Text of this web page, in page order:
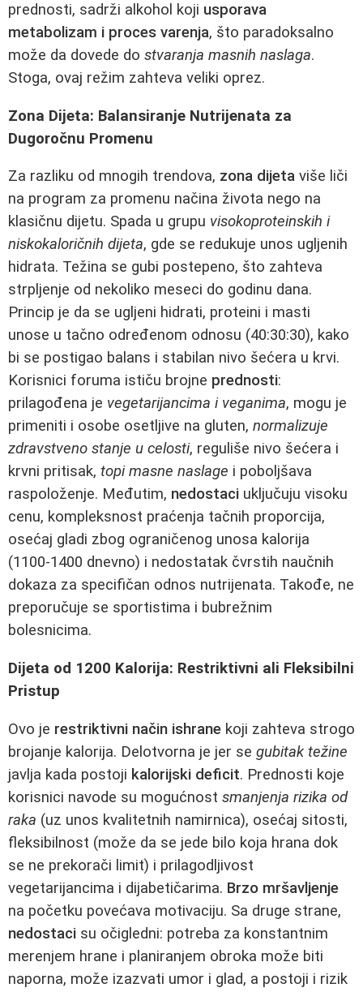
prednosti, sadrži alkohol koji usporava
metabolizam i proces varenja, što paradoksalno
može da dovede do stvaranja masnih naslaga.
Stoga, ovaj režim zahteva veliki oprez.
Zona Dijeta: Balansiranje Nutrijenata za
Dugoročnu Promenu
Za razliku od mnogih trendova, zona dijeta više liči
na program za promenu načina života nego na
klasičnu dijetu. Spada u grupu visokoproteinskih i
niskokaloričnih dijeta, gde se redukuje unos ugljenih
hidrata. Težina se gubi postepeno, što zahteva
strpljenje od nekoliko meseci do godinu dana.
Princip je da se ugljeni hidrati, proteini i masti
unose u tačno određenom odnosu (40:30:30), kako
bi se postigao balans i stabilan nivo šećera u krvi.
Korisnici foruma ističu brojne prednosti:
prilagođena je vegetarijancima i veganima, mogu je
primeniti i osobe osetljive na gluten, normalizuje
zdravstveno stanje u celosti, reguliše nivo šećera i
krvni pritisak, topi masne naslage i poboljšava
raspoloženje. Međutim, nedostaci uključuju visoku
cenu, kompleksnost praćenja tačnih proporcija,
osećaj gladi zbog ograničenog unosa kalorija
(1100-1400 dnevno) i nedostatak čvrstih naučnih
dokaza za specifičan odnos nutrijenata. Takođe, ne
preporučuje se sportistima i bubrežnim
bolesnicima.
Dijeta od 1200 Kalorija: Restriktivni ali Fleksibilni
Pristup
Ovo je restriktivni način ishrane koji zahteva strogo
brojanje kalorija. Delotvorna je jer se gubitak težine
javlja kada postoji kalorijski deficit. Prednosti koje
korisnici navode su mogućnost smanjenja rizika od
raka (uz unos kvalitetnih namirnica), osećaj sitosti,
fleksibilnost (može da se jede bilo koja hrana dok
se ne prekorači limit) i prilagodljivost
vegetarijancima i dijabetičarima. Brzo mršavljenje
na početku povećava motivaciju. Sa druge strane,
nedostaci su očigledni: potreba za konstantnim
merenjem hrane i planiranjem obroka može biti
naporna, može izazvati umor i glad, a postoji i rizik